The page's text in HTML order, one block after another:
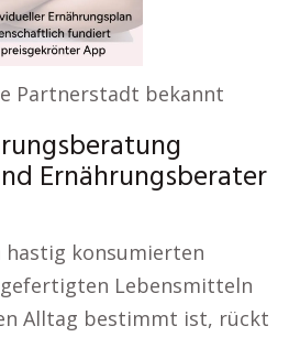
Partnerstadt bekannt
Ernährungsberater
hastig konsumierten
Lebensmitteln
Alltag bestimmt ist, rückt